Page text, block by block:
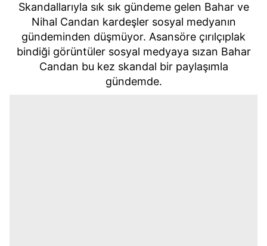
Skandallarıyla sık sık gündeme gelen Bahar ve
Nihal Candan kardeşler sosyal medyanın
gündeminden düşmüyor. Asansöre çırılçıplak
bindiği görüntüler sosyal medyaya sızan Bahar
Candan bu kez skandal bir paylaşımla
gündemde.